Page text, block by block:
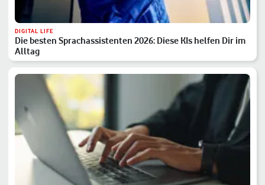
DIGITAL LIFE
Die besten Sprachassistenten 2026: Diese KIs helfen Dir im
Alltag